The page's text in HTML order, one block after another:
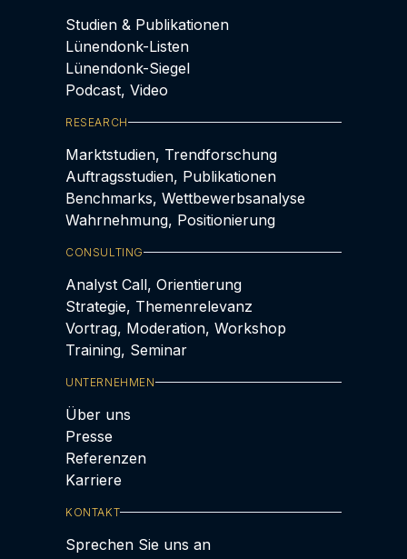
Studien & Publikationen
Lünendonk-Listen
Lünendonk-Siegel
Podcast, Video
RESEARCH
Marktstudien, Trendforschung
Auftragsstudien, Publikationen
Benchmarks, Wettbewerbsanalyse
Wahrnehmung, Positionierung
CONSULTING
Analyst Call, Orientierung
Strategie, Themenrelevanz
Vortrag, Moderation, Workshop
Training, Seminar
UNTERNEHMEN
Über uns
Presse
Referenzen
Karriere
KONTAKT
Sprechen Sie uns an